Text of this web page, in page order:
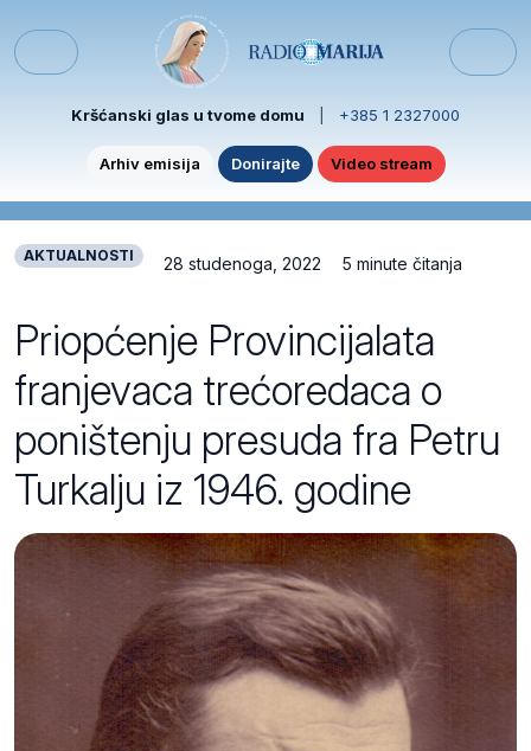
Menu
Kršćanski glas u tvome domu +385 1 2327000
Arhiv emisija Donirajte Video stream
AKTUALNOSTI 28 studenoga, 2022 5 minute čitanja
Priopćenje Provincijalata
franjevaca trećoredaca o
poništenju presuda fra Petru
Turkalju iz 1946. godine